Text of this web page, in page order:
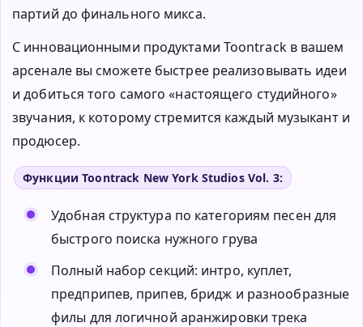
партий до финального микса.
С инновационными продуктами Toontrack в вашем
арсенале вы сможете быстрее реализовывать идеи
и добиться того самого «настоящего студийного»
звучания, к которому стремится каждый музыкант и
продюсер.
Функции Toontrack New York Studios Vol. 3:
Удобная структура по категориям песен для
быстрого поиска нужного грува
Полный набор секций: интро, куплет,
предприпев, припев, бридж и разнообразные
филы для логичной аранжировки трека